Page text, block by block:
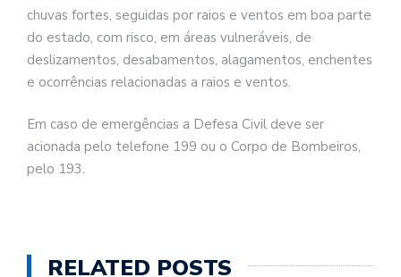
chuvas fortes, seguidas por raios e ventos em boa parte
do estado, com risco, em áreas vulneráveis, de
deslizamentos, desabamentos, alagamentos, enchentes
e ocorrências relacionadas a raios e ventos.
Em caso de emergências a Defesa Civil deve ser
acionada pelo telefone 199 ou o Corpo de Bombeiros,
pelo 193.
RELATED POSTS